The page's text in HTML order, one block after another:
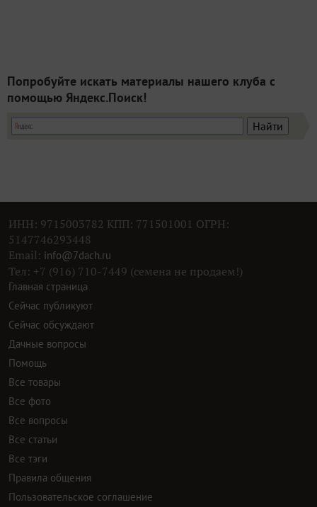
Попробуйте искать материалы нашего клуба с
помощью Яндекс.Поиск!
ИНН: 9715003782 КПП: 771501001 ОГРН:
5147746293448
Email: info@7dach.ru
Тел: +7 (916) 710-7449 (семена не продаем!)
Главная страница
Сейчас публикуют
Сейчас обсуждают
Дачные вопросы
Помощь
Все товары
Все фото
Все вопросы
Все статьи
Все тэги
Правила общения
Пользовательское соглашение